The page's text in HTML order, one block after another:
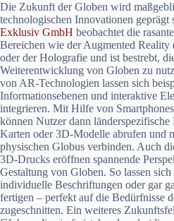
Die Zukunft der Globen wird
technologischen Innovationen geprägt
Exklusiv GmbH beobachtet die
Bereichen wie der Augmented
oder der Holografie und ist bestrebt,
Weiterentwicklung von Globen zu
von AR-Technologien lassen sich
Informationsebenen und interaktive
integrieren. Mit Hilfe von
können Nutzer dann länderspezifische
Karten oder 3D-Modelle abrufen und
physischen Globus verbinden. Auch
3D-Drucks eröffnen spannende
Gestaltung von Globen. So lassen
individuelle Beschriftungen oder gar
fertigen – perfekt auf die Bedürfnisse
zugeschnitten. Ein weiteres